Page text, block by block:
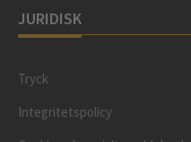
JURIDISK
Tryck
Integritetspolicy